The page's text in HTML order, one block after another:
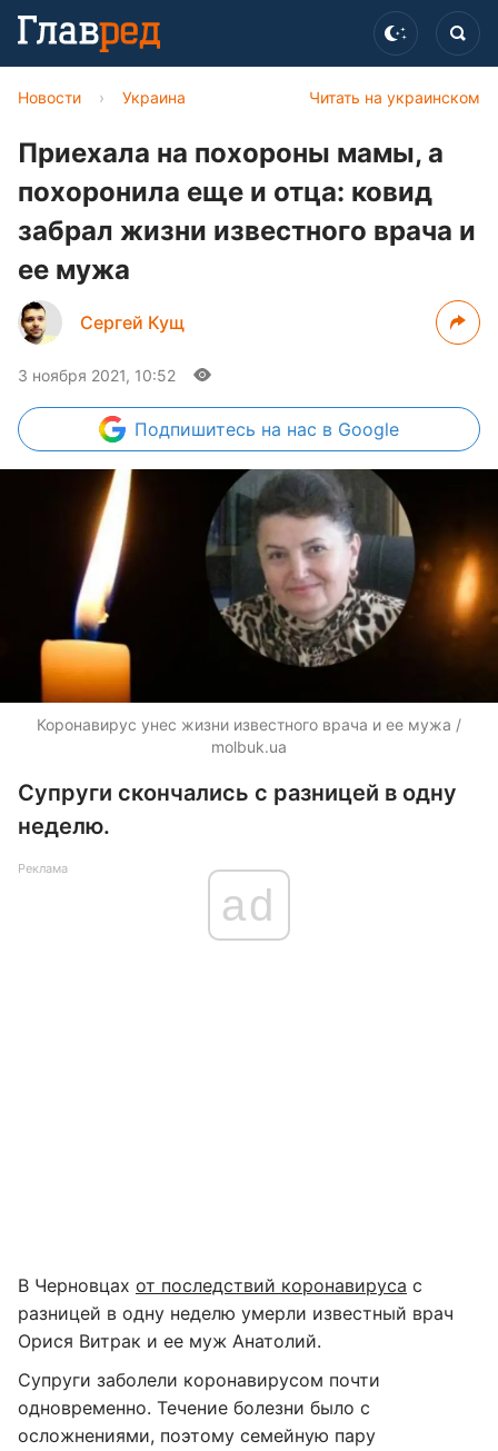
Читать на украинском
Новости › Украина
Приехала на похороны мамы, а
похоронила еще и отца: ковид
забрал жизни известного врача и
ее мужа
Сергей Кущ
3 ноября 2021, 10:52
Подпишитесь на нас в Google
Коронавирус унес жизни известного врача и ее мужа /
molbuk.ua
Супруги скончались с разницей в одну
неделю.
Реклама
ad
​В Черновцах от последствий коронавируса с
разницей в одну неделю умерли известный врач
Орися Витрак и ее муж Анатолий.
Супруги заболели коронавирусом почти
одновременно. Течение болезни было с
осложнениями, поэтому семейную пару